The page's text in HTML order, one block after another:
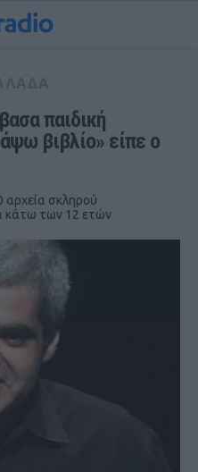
παιδική
βιβλίο» είπε ο
αρχεία σκληρού
κάτω των 12 ετών